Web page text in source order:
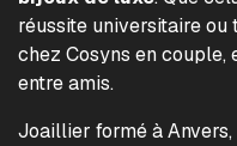
réussite universitaire
chez Cosyns en
entre amis.
Joaillier formé à Anvers,